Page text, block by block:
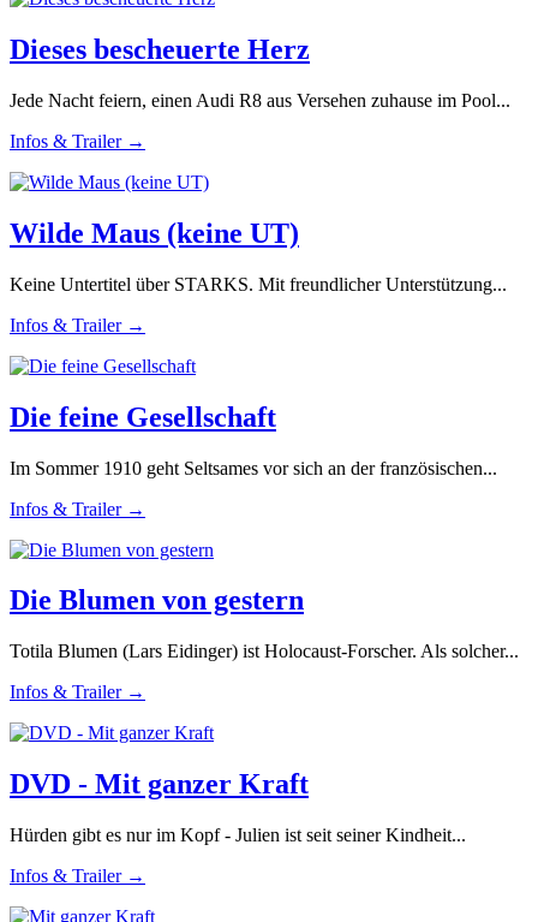
Dieses bescheuerte Herz
Jede Nacht feiern, einen Audi R8 aus Versehen zuhause im Pool...
Infos & Trailer →
Wilde Maus (keine UT)
Keine Untertitel über STARKS. Mit freundlicher Unterstützung...
Infos & Trailer →
Die feine Gesellschaft
Im Sommer 1910 geht Seltsames vor sich an der französischen...
Infos & Trailer →
Die Blumen von gestern
Totila Blumen (Lars Eidinger) ist Holocaust-Forscher. Als solcher...
Infos & Trailer →
DVD - Mit ganzer Kraft
Hürden gibt es nur im Kopf - Julien ist seit seiner Kindheit...
Infos & Trailer →